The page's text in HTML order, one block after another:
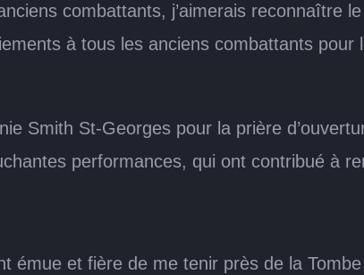
combattants, j’aimerais reconnaître
à tous les anciens combattants
Smith St-Georges pour la prière
performances, qui ont contribué à
émue et fière de me tenir près de la